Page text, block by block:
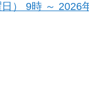
） 9時 ～ 2026